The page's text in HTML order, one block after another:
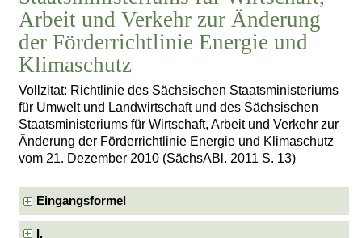
Arbeit und Verkehr zur Änderung
der Förderrichtlinie Energie und
Klimaschutz
Vollzitat: Richtlinie des Sächsischen Staatsministeriums
für Umwelt und Landwirtschaft und des Sächsischen
Staatsministeriums für Wirtschaft, Arbeit und Verkehr zur
Änderung der Förderrichtlinie Energie und Klimaschutz
vom 21. Dezember 2010 (SächsABl. 2011 S. 13)
Eingangsformel
I.